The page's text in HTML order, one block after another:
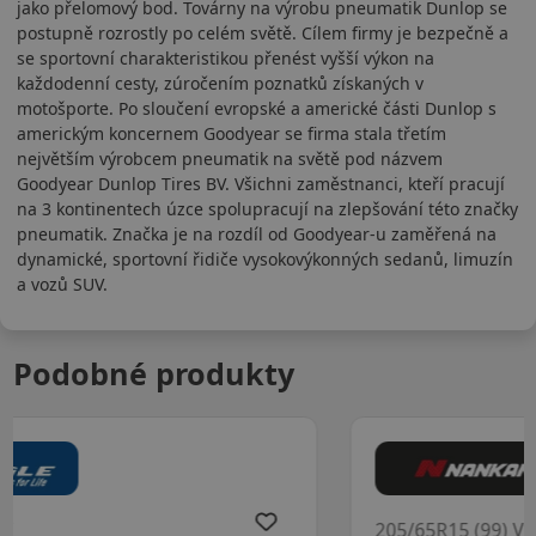
jako přelomový bod. Továrny na výrobu pneumatik Dunlop se
postupně rozrostly po celém světě. Cílem firmy je bezpečně a
se sportovní charakteristikou přenést vyšší výkon na
každodenní cesty, zúročením poznatků získaných v
motošporte. Po sloučení evropské a americké části Dunlop s
americkým koncernem Goodyear se firma stala třetím
největším výrobcem pneumatik na světě pod názvem
Goodyear Dunlop Tires BV. Všichni zaměstnanci, kteří pracují
na 3 kontinentech úzce spolupracují na zlepšování této značky
pneumatik. Značka je na rozdíl od Goodyear-u zaměřená na
dynamické, sportovní řidiče vysokovýkonných sedanů, limuzín
a vozů SUV.
Podobné produkty